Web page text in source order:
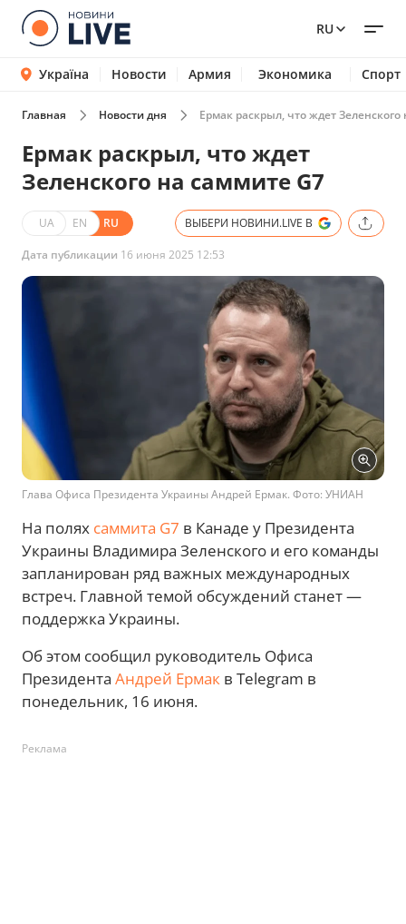
RU
Україна Новости Армия Экономика Спорт
Главная Новости дня Ермак раскрыл, что ждет Зеленского
Ермак раскрыл, что ждет
Зеленского на саммите G7
UA EN RU ВЫБЕРИ НОВИНИ.LIVE В
Дата публикации 16 июня 2025 12:53
Глава Офиса Президента Украины Андрей Ермак. Фото: УНИАН
На полях саммита G7 в Канаде у Президента
Украины Владимира Зеленского и его команды
запланирован ряд важных международных
встреч. Главной темой обсуждений станет —
поддержка Украины.
Об этом сообщил руководитель Офиса
Президента Андрей Ермак в Telegram в
понедельник, 16 июня.
Реклама